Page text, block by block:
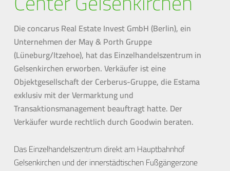
Die concarus Real Estate Invest GmbH (Berlin), ein
Unternehmen der May & Porth Gruppe
(Lüneburg/Itzehoe), hat das Einzelhandelszentrum in
Gelsenkirchen erworben. Verkäufer ist eine
Objektgesellschaft der Cerberus-Gruppe, die Estama
exklusiv mit der Vermarktung und
Transaktionsmanagement beauftragt hatte. Der
Verkäufer wurde rechtlich durch Goodwin beraten.
Das Einzelhandelszentrum direkt am Hauptbahnhof
Gelsenkirchen und der innerstädtischen Fußgängerzone